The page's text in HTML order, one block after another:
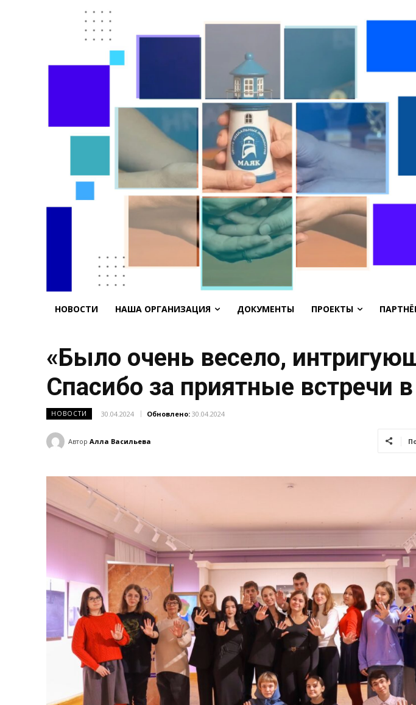
НОВОСТИ НАША ОРГАНИЗАЦИЯ ДОКУМЕНТЫ ПРОЕКТЫ
«Было очень весело,
Спасибо за приятные встречи
НОВОСТИ 30.04.2024 Обновлено: 30.04.2024
Автор Алла Васильева